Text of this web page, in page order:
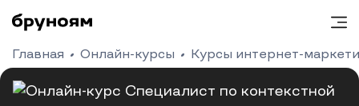
Главная Онлайн-курсы Курсы интернет-